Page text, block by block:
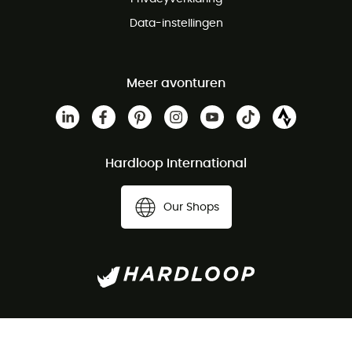
Data-instellingen
Meer avonturen
Hardloop International
Our Shops